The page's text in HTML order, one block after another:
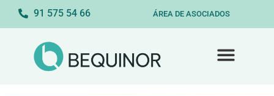
91 575 54 66 ÁREA DE ASOCIADOS